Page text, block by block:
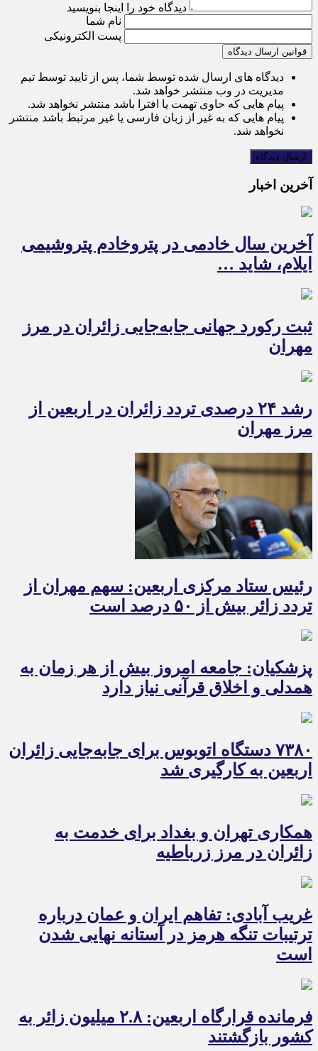
دیدگاه خود را اینجا بنویسید
نام شما
پست الکترونیکی
قوانین ارسال دیدگاه
دیدگاه های ارسال شده توسط شما، پس از تایید توسط تیم
مدیریت در وب منتشر خواهد شد.
پیام هایی که حاوی تهمت یا افترا باشد منتشر نخواهد شد.
پیام هایی که به غیر از زبان فارسی یا غیر مرتبط باشد منتشر
نخواهد شد.
آخرین اخبار
آخرین سال خادمی در پتروخادم پتروشیمی
ایلام، شاید …
ثبت رکورد جهانی جابه‌جایی زائران در مرز
مهران
رشد ۲۴ درصدی تردد زائران در اربعین از
مرز مهران
رئیس ستاد مرکزی اربعین: سهم مهران از
تردد زائر بیش از ۵۰ درصد است
پزشکیان: جامعه امروز بیش از هر زمان به
همدلی و اخلاق قرآنی نیاز دارد
۷۳۸۰ دستگاه اتوبوس برای جابه‌جایی زائران
اربعین به‌ کارگیری شد
همکاری تهران و بغداد برای خدمت به
زائران در مرز زرباطیه
غریب آبادی: تفاهم ایران و عمان درباره
ترتیبات تنگه هرمز در آستانه نهایی شدن
است
فرمانده قرارگاه اربعین: ۲.۸ میلیون زائر به
کشور بازگشتند